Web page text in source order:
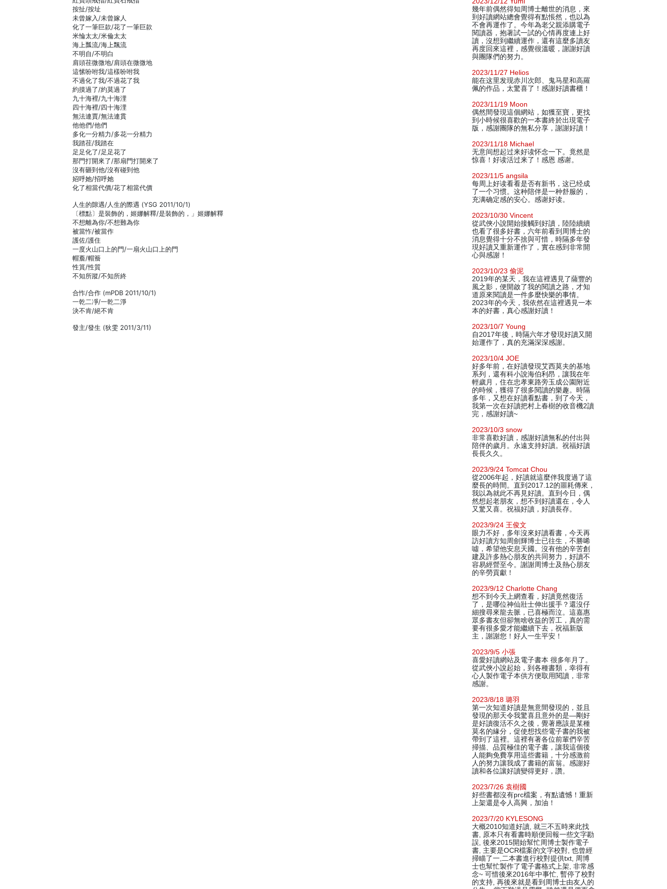
按扯/按址
未曾嫁入/未曾嫁人
化了一筆巨款/花了一筆巨款
米惀太太/米倫太太
海上瓢流/海上飄流
不明自/不明白
肩頭荏微微地/肩頭在微微地
這愫吩咐我/這樣吩咐我
不過化了我/不過花了我
約摸過了/約莫過了
九十海裡/九十海浬
四十海裡/四十海浬
無法連賈/無法連貫
他他們/他們
多化一分精力/多花一分精力
我踏荏/我踏在
足足化了/足足花了
那門打開來了/那扇門打開來了
沒有砸到他/沒有碰到他
妱呼她/招呼她
化了相當代價/花了相當代價
人生的隙遇/人生的際遇 (YSG 2011/10/1)
〔標點〕是裝飾的，姬娜解釋/是裝飾的，」姬娜解釋
不想離為你/不想難為你
被當怍/被當作
護佐/護住
一度火山口上的門/一扇火山口上的門
帽薝/帽簷
性篔/性質
不知所蹤/不知所終
合怍/合作 (mPDB 2011/10/1)
一乾二凈/一乾二淨
決不肯/絕不肯
發主/發生 (狄雯 2011/3/11)
幾年前偶然得知周博士離世的消息，來
到好讀網站總會覺得有點悵然，也以為
不會再運作了。今年為老父親添購電子
閱讀器，抱著試一試的心情再度連上好
讀，沒想到繼續運作，還有這麼多讀友
再度回來這裡，感覺很溫暖，謝謝好讀
與團隊們的努力。
2023/11/27 Helios
能在这里发现赤川次郎、鬼马星和高羅
佩的作品，太驚喜了！感謝好讀書櫃！
2023/11/19 Moon
偶然間發現這個網站，如獲至寶，更找
到小時候很喜歡的一本書終於出現電子
版，感謝團隊的無私分享，謝謝好讀！
2023/11/18 Michael
无意间想起过来好读怀念一下。竟然是
惊喜！好读活过来了！感恩 感谢。
2023/11/5 angsila
每周上好读看看是否有新书，这已经成
了一个习惯。这种陪伴是一种舒服的，
充满确定感的安心。感谢好读。
2023/10/30 Vincent
從武俠小說開始接觸到好讀，陸陸續續
也看了很多好書，六年前看到周博士的
消息覺得十分不捨與可惜，時隔多年發
現好讀又重新運作了，實在感到非常開
心與感謝！
2023/10/23 偷泥
2019年的某天，我在這裡遇見了薩豐的
風之影，便開啟了我的閱讀之路，才知
道原來閱讀是一件多麼快樂的事情。
2023年的今天，我依然在這裡遇見一本
本的好書，真心感謝好讀！
2023/10/7 Young
自2017年後，時隔六年才發現好讀又開
始運作了，真的充滿深深感謝。
2023/10/4 JOE
好多年前，在好讀發現艾西莫夫的基地
系列，還有科小說海伯利昂，讓我在年
輕歲月，住在忠孝東路旁玉成公園附近
的時候，獲得了很多閱讀的樂趣。時隔
多年，又想在好讀看點書，到了今天，
我第一次在好讀把村上春樹的收音機2讀
完，感謝好讀~
2023/10/3 snow
非常喜歡好讀，感謝好讀無私的付出與
陪伴的歲月。永遠支持好讀。祝福好讀
長長久久。
2023/9/24 Tomcat Chou
從2006年起，好讀就這麼伴我度過了這
麼長的時間。直到2017.12的噩耗傳來，
我以為就此不再見好讀。直到今日，偶
然想起老朋友，想不到好讀還在，令人
又驚又喜。祝福好讀，好讀長存。
2023/9/24 王俊文
眼力不好，多年沒來好讀看書，今天再
訪好讀方知周劍輝博士已往生，不勝唏
噓，希望他安息天國。沒有他的辛苦創
建及許多熱心朋友的共同努力，好讀不
容易經營至今。謝謝周博士及熱心朋友
的辛勞貢獻！
2023/9/12 Charlotte Chang
想不到今天上網查看，好讀竟然復活
了，是哪位神仙壯士伸出援手？還沒仔
細搜尋來龍去脈，已喜極而泣。這嘉惠
眾多書友但卻無啥收益的苦工，真的需
要有很多愛才能繼續下去，祝福新版
主，謝謝您！好人一生平安！
2023/9/5 小張
喜愛好讀網站及電子書本 很多年月了。
從武俠小說起始，到各種書類，幸得有
心人製作電子本供方便取用閱讀，非常
感謝。
2023/8/18 璐羽
第一次知道好讀是無意間發現的，並且
發現的那天令我驚喜且意外的是—剛好
是好讀復活不久之後，覺著應該是某種
莫名的緣分，促使想找些電子書的我被
帶到了這裡。這裡有著各位前輩們辛苦
掃描、品質極佳的電子書，讓我這個後
人能夠免費享用這些書籍，十分感激前
人的努力讓我成了書籍的富翁。感謝好
讀和各位讓好讀變得更好，讚。
2023/7/26 袁樹國
好些書都沒有prc檔案，有點遺憾！重新
上架還是令人高興，加油！
2023/7/20 KYLESONG
大概2010知道好讀, 就三不五時來此找
書, 原本只有看書時順便回報一些文字勘
誤, 後來2015開始幫忙周博士製作電子
書, 主要是OCR檔案的文字校對, 也曾經
掃瞄了一,二本書進行校對提供txt, 周博
士也幫忙製作了電子書格式上架, 非常感
念~ 可惜後來2016年中事忙, 暫停了校對
的支持, 再後來就是看到周博士由友人的